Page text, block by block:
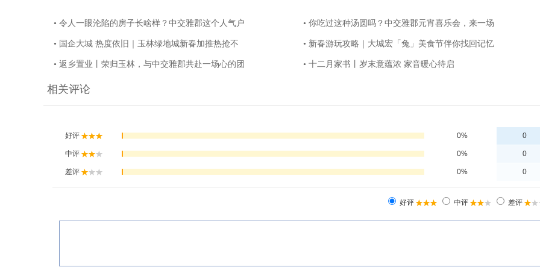
• 令人一眼沦陷的房子长啥样？中交雅郡这个人气户 • 你吃过这种汤圆吗？中交雅郡元宵喜乐会，来一场
• 国企大城 热度依旧｜玉林绿地城新春加推热抢不 • 新春游玩攻略｜大城宏「兔」美食节伴你找回记忆
• 返乡置业丨荣归玉林，与中交雅郡共赴一场心的团 • 十二月家书丨岁末意蕴浓 家音暖心待启
相关评论